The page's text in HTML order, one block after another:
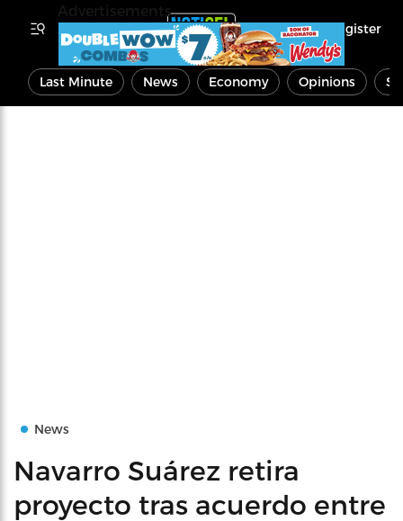
Register
Last Minute News Economy Opinions
News
Navarro Suárez retira
proyecto tras acuerdo entre
Advertisements